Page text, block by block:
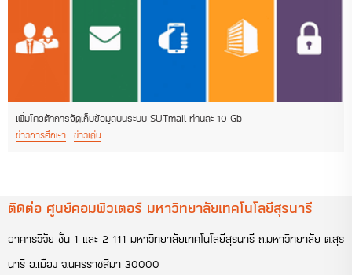
เพิ่มโควต้าการจัดเก็บข้อมูลบนระบบ SUTmail ท่านละ 10 Gb
ข่าวการศึกษา ข่าวเด่น
ติดต่อ ศูนย์คอมพิวเตอร์ มหาวิทยาลัยเทคโนโลยีสุรนารี
อาคารวิจัย ชั้น 1 และ 2 111 มหาวิทยาลัยเทคโนโลยีสุรนารี ถ.มหาวิทยาลัย ต.สุร
นารี อ.เมือง จ.นครราชสีมา 30000